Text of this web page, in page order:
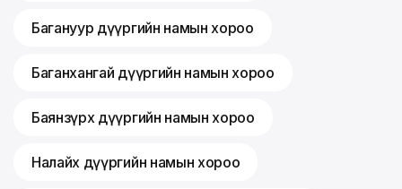
Багануур дүүргийн намын хороо
Баганхангай дүүргийн намын хороо
Баянзүрх дүүргийн намын хороо
Налайх дүүргийн намын хороо